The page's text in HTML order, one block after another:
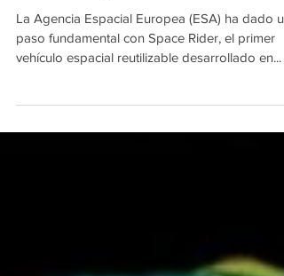
la investigación en órbita
La Agencia Espacial Europea (ESA) ha dado un
paso fundamental con Space Rider, el primer